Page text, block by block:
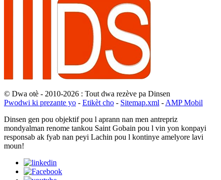
© Dwa otè - 2010-2026 : Tout dwa rezève pa Dinsen
Pwodwi ki prezante yo - Etikèt cho - Sitemap.xml - AMP Mobil
Dinsen gen pou objektif pou l aprann nan men antrepriz
mondyalman renome tankou Saint Gobain pou l vin yon konpayi
responsab ak fyab nan peyi Lachin pou l kontinye amelyore lavi
moun!